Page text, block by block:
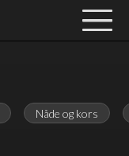
Nåde og kors